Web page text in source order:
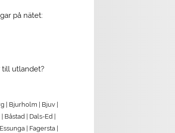
på nätet:
till utlandet?
| Bjurholm | Bjuv |
| Dals-Ed |
| Fagersta |